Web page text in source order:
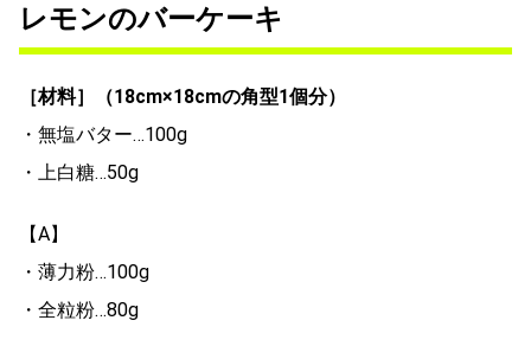
レモンのバーケーキ
［材料］（18cm×18cmの角型1個分）
・無塩バター…100g
・上白糖…50g
【A】
・薄力粉…100g
・全粒粉…80g